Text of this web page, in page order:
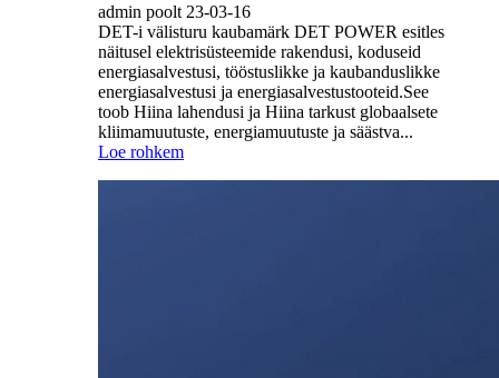
admin poolt 23-03-16
DET-i välisturu kaubamärk DET POWER esitles
näitusel elektrisüsteemide rakendusi, koduseid
energiasalvestusi, tööstuslikke ja kaubanduslikke
energiasalvestusi ja energiasalvestustooteid.See
toob Hiina lahendusi ja Hiina tarkust globaalsete
kliimamuutuste, energiamuutuste ja säästva...
Loe rohkem